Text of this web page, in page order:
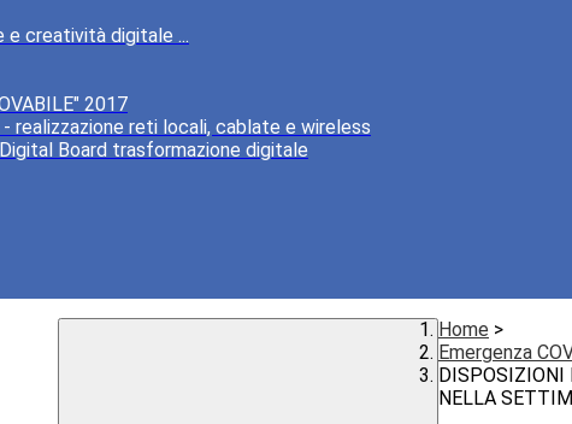
e creatività digitale ...
2017
realizzazione reti locali, cablate e wireless
Board trasformazione digitale
Home >
Emergenza
DISPOSIZIONI
NELLA